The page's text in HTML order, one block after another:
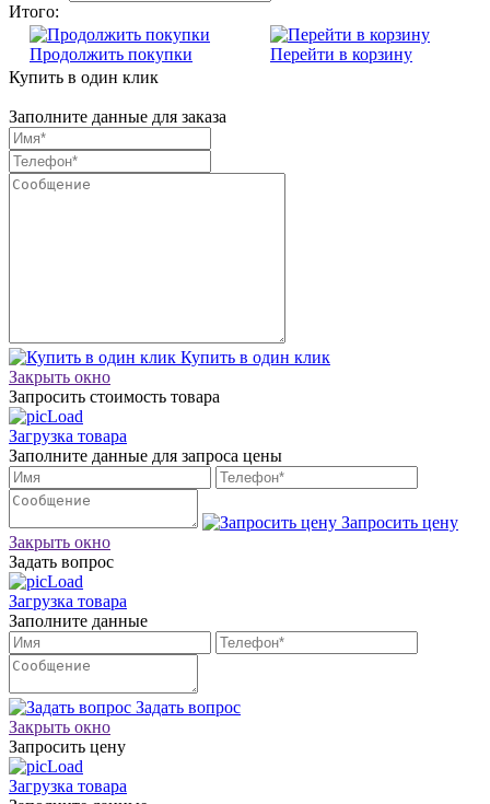
Итого:
Продолжить покупки
Перейти в корзину
Купить в один клик
Заполните данные для заказа
Купить в один клик
Закрыть окно
Запросить стоимость товара
Загрузка товара
Заполните данные для запроса цены
Запросить цену
Закрыть окно
Задать вопрос
Загрузка товара
Заполните данные
Задать вопрос
Закрыть окно
Запросить цену
Загрузка товара